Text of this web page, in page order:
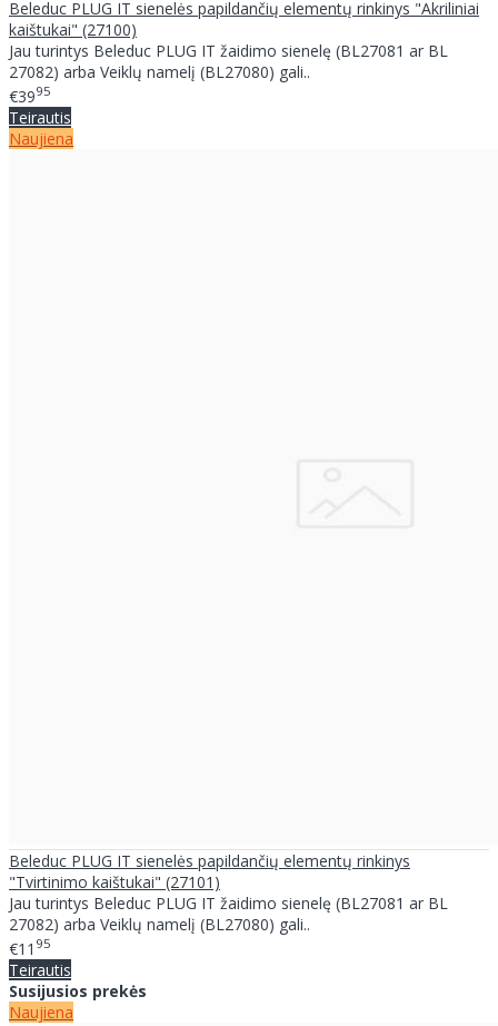
Beleduc PLUG IT sienelės papildančių elementų rinkinys "Akriliniai
kaištukai" (27100)
Jau turintys Beleduc PLUG IT žaidimo sienelę (BL27081 ar BL
27082) arba Veiklų namelį (BL27080) gali..
€3995
Teirautis
Naujiena
Beleduc PLUG IT sienelės papildančių elementų rinkinys
"Tvirtinimo kaištukai" (27101)
Jau turintys Beleduc PLUG IT žaidimo sienelę (BL27081 ar BL
27082) arba Veiklų namelį (BL27080) gali..
€11 95
Teirautis
Susijusios prekės
Naujiena